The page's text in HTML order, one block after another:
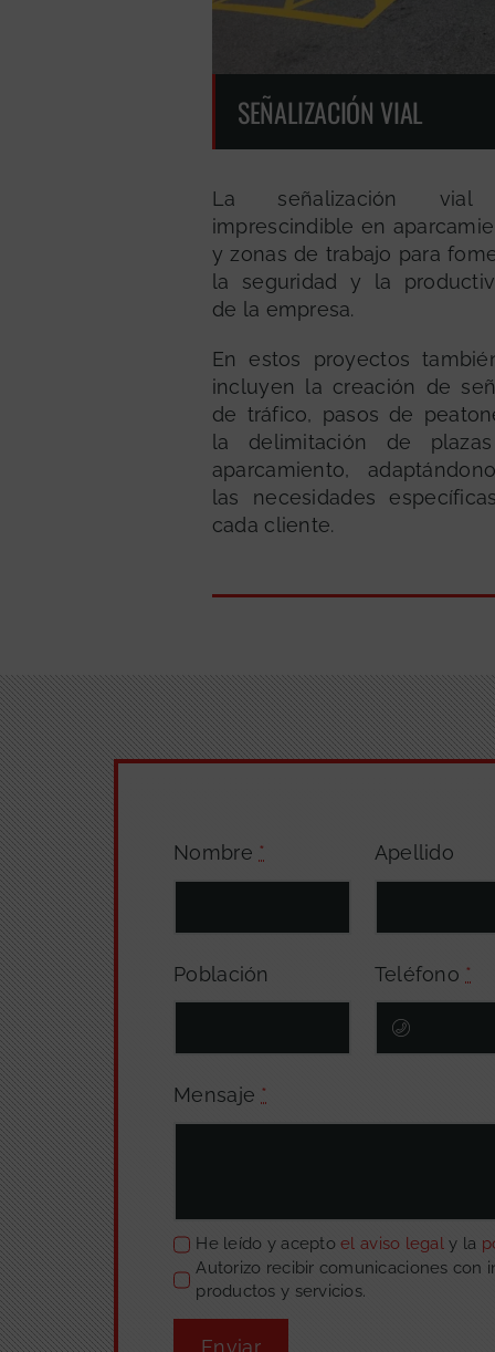
SEÑALIZACIÓN VIAL
La señalización
imprescindible en
y zonas de trabajo para
la seguridad y la
de la empresa.
En estos proyectos
incluyen la creación de
de tráfico, pasos de
la delimitación de
aparcamiento,
las necesidades
cada cliente.
Nombre * Apellido
Población Teléfono *
Mensaje *
He leído y aceptoel aviso legaly la
Autorizo recibir comunicaciones con
productos y servicios.
Enviar